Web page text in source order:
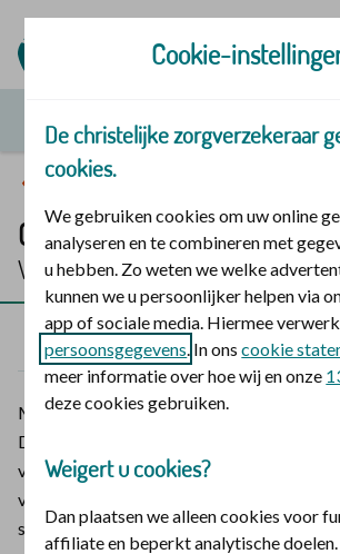
Vergoedingen en zorg
Geheugentraining
Vergoeding 2026
2025 2026
Met een geheugentraining worden uw
De training kan u helpen om uw geheugen
verbeteren. Bij De christelijke
vergoeding voor een geheugentraining
sommige aanvullende verzekeringen.
Cookie-
De christelijke zorgverzekeraar
cookies.
We gebruiken cookies om uw online
analyseren en te combineren met
u hebben. Zo weten we welke
kunnen we u persoonlijker helpen via
app of sociale media. Hiermee
persoonsgegevens. In onscookie
meer informatie over hoe wij en onze
deze cookies gebruiken.
Weigert u cookies?
Dan plaatsen we alleen cookies voor
affiliate en beperkt analytische